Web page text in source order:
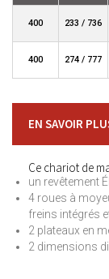
400 233 / 736
400 274 / 777
EN SAVOIR
Ce chariot de
un revêtement
4 roues à
freins intégrés
2 plateaux en
2 dimensions